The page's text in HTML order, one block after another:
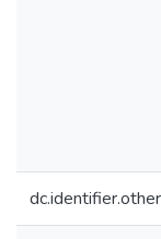
dc.identifier.other